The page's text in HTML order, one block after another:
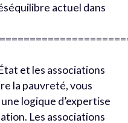
actuel dans
et les associations
la pauvreté, vous
logique d’expertise
Les associations